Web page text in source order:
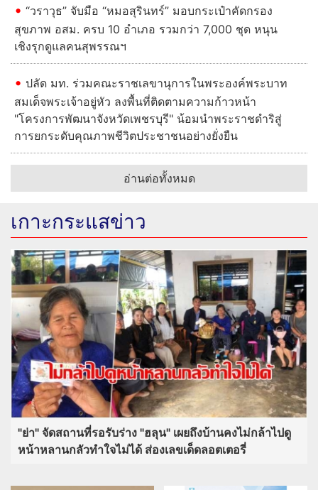
“วราวุธ” จับมือ “หมอสุรินทร์” มอบกระเป๋าคัดกรอง
สุขภาพ อสม. ครบ 10 อำเภอ รวมกว่า 7,000 ชุด หนุน
เชิงรุกดูแลคนสุพรรณฯ
ปลัด มท. ร่วมคณะราชเลขานุการในพระองค์พระบาท
สมเด็จพระเจ้าอยู่หัว ลงพื้นที่ติดตามความก้าวหน้า
"โครงการพัฒนาจังหวัดเพชรบุรี" น้อมนำพระราชดำริสู่
การยกระดับคุณภาพชีวิตประชาชนอย่างยั่งยืน
อ่านต่อทั้งหมด
เกาะกระแสข่าว
"ย่า" จัดสถานที่รอรับร่าง "ฮลุน" เผยถึงบ้านคงไม่กล้าไปดู
หน้าหลานกลัวทำใจไม่ได้ ส่องเลขเด็ดลอตเตอรี่